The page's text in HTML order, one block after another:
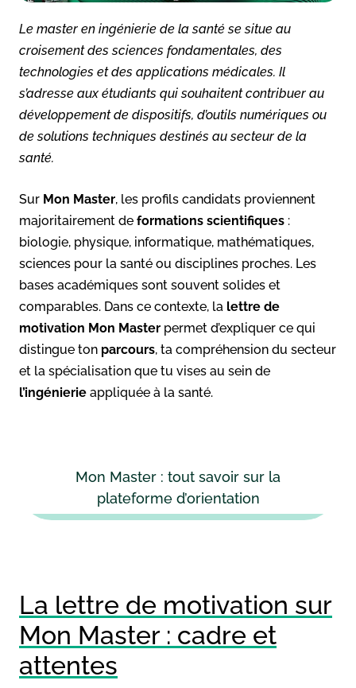
Le master en ingénierie de la santé se situe au
croisement des sciences fondamentales, des
technologies et des applications médicales. Il
s’adresse aux étudiants qui souhaitent contribuer au
développement de dispositifs, d’outils numériques ou
de solutions techniques destinés au secteur de la
santé.
Sur Mon Master, les profils candidats proviennent
majoritairement de formations scientifiques :
biologie, physique, informatique, mathématiques,
sciences pour la santé ou disciplines proches. Les
bases académiques sont souvent solides et
comparables. Dans ce contexte, la lettre de
motivation Mon Master permet d’expliquer ce qui
distingue ton parcours, ta compréhension du secteur
et la spécialisation que tu vises au sein de
l’ingénierie appliquée à la santé.
Mon Master : tout savoir sur la
plateforme d’orientation
La lettre de motivation sur
Mon Master : cadre et
attentes